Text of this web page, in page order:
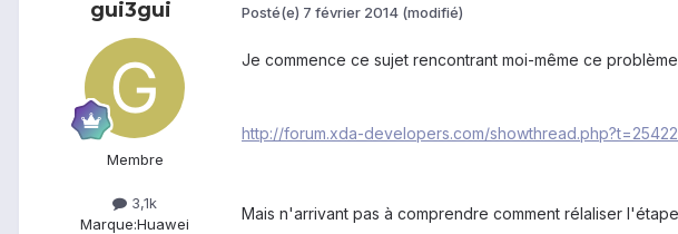
gui3gui
Membre
3,1k
Marque:Huawei
Posté(e) 7 février 2014 (modifié)
Je commence ce sujet rencontrant moi-même ce
http://forum.xda-developers.com/
Mais n'arrivant pas à comprendre comment rélaliser